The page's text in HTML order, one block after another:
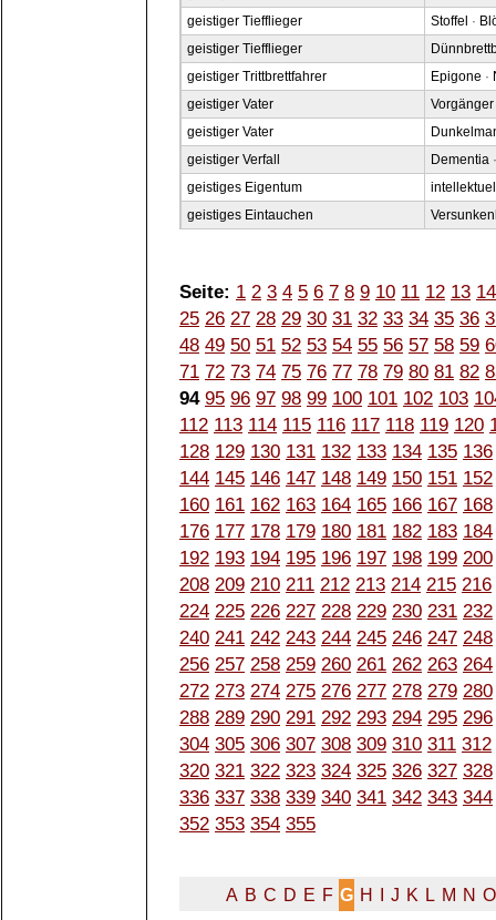
geistiger Tiefflieger
Stoffel ·
geistiger Tiefflieger
geistiger Trittbrettfahrer
Epigone ·
geistiger Vater
Vorgänger
geistiger Vater
geistiger Verfall
Dementia
geistiges Eigentum
geistiges Eintauchen
Seite: 1 2 3 4 5 6 7 8 9 10 11 12 13 14
25 26 27 28 29 30 31 32 33 34 35 36
48 49 50 51 52 53 54 55 56 57 58 59
71 72 73 74 75 76 77 78 79 80 81 82
94 95 96 97 98 99 100 101 102 103
112 113 114 115 116 117 118 119 120
128 129 130 131 132 133 134 135 136
144 145 146 147 148 149 150 151 152
160 161 162 163 164 165 166 167 168
176 177 178 179 180 181 182 183 184
192 193 194 195 196 197 198 199 200
208 209 210 211 212 213 214 215 216
224 225 226 227 228 229 230 231 232
240 241 242 243 244 245 246 247 248
256 257 258 259 260 261 262 263 264
272 273 274 275 276 277 278 279 280
288 289 290 291 292 293 294 295 296
304 305 306 307 308 309 310 311 312
320 321 322 323 324 325 326 327 328
336 337 338 339 340 341 342 343 344
352 353 354 355
A B C D E F G H J K L M N O